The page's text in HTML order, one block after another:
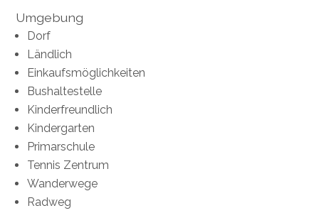
Umgebung
Dorf
Ländlich
Einkaufsmöglichkeiten
Bushaltestelle
Kinderfreundlich
Kindergarten
Primarschule
Tennis Zentrum
Wanderwege
Radweg